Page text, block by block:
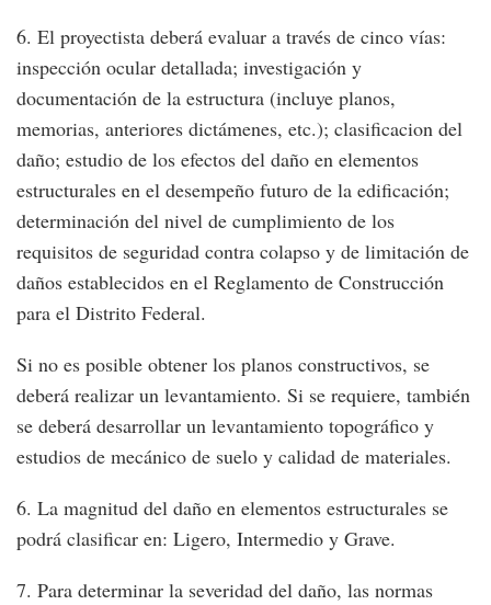
6. El proyectista deberá evaluar a través de cinco vías:
inspección ocular detallada; investigación y
documentación de la estructura (incluye planos,
memorias, anteriores dictámenes, etc.); clasificacion del
daño; estudio de los efectos del daño en elementos
estructurales en el desempeño futuro de la edificación;
determinación del nivel de cumplimiento de los
requisitos de seguridad contra colapso y de limitación de
daños establecidos en el Reglamento de Construcción
para el Distrito Federal.
Si no es posible obtener los planos constructivos, se
deberá realizar un levantamiento. Si se requiere, también
se deberá desarrollar un levantamiento topográfico y
estudios de mecánico de suelo y calidad de materiales.
6. La magnitud del daño en elementos estructurales se
podrá clasificar en: Ligero, Intermedio y Grave.
7. Para determinar la severidad del daño, las normas